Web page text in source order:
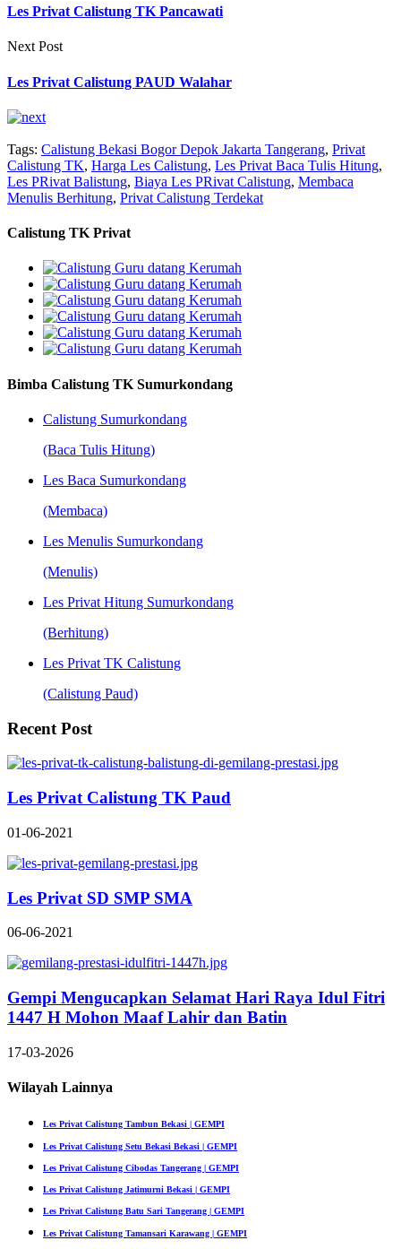
Les Privat Calistung TK Pancawati
Next Post
Les Privat Calistung PAUD Walahar
Tags: Calistung Bekasi Bogor Depok Jakarta Tangerang, Privat
Calistung TK, Harga Les Calistung, Les Privat Baca Tulis Hitung,
Les PRivat Balistung, Biaya Les PRivat Calistung, Membaca
Menulis Berhitung, Privat Calistung Terdekat
Calistung TK Privat
Bimba Calistung TK Sumurkondang
Calistung Sumurkondang
(Baca Tulis Hitung)
Les Baca Sumurkondang
(Membaca)
Les Menulis Sumurkondang
(Menulis)
Les Privat Hitung Sumurkondang
(Berhitung)
Les Privat TK Calistung
(Calistung Paud)
Recent Post
Les Privat Calistung TK Paud
01-06-2021
Les Privat SD SMP SMA
06-06-2021
Gempi Mengucapkan Selamat Hari Raya Idul Fitri
1447 H Mohon Maaf Lahir dan Batin
17-03-2026
Wilayah Lainnya
Les Privat Calistung Tambun Bekasi | GEMPI
Les Privat Calistung Setu Bekasi Bekasi | GEMPI
Les Privat Calistung Cibodas Tangerang | GEMPI
Les Privat Calistung Jatimurni Bekasi | GEMPI
Les Privat Calistung Batu Sari Tangerang | GEMPI
Les Privat Calistung Tamansari Karawang | GEMPI